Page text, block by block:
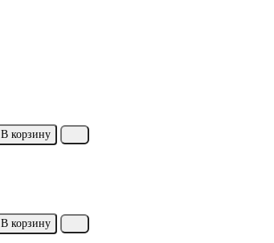
В корзину
В корзину